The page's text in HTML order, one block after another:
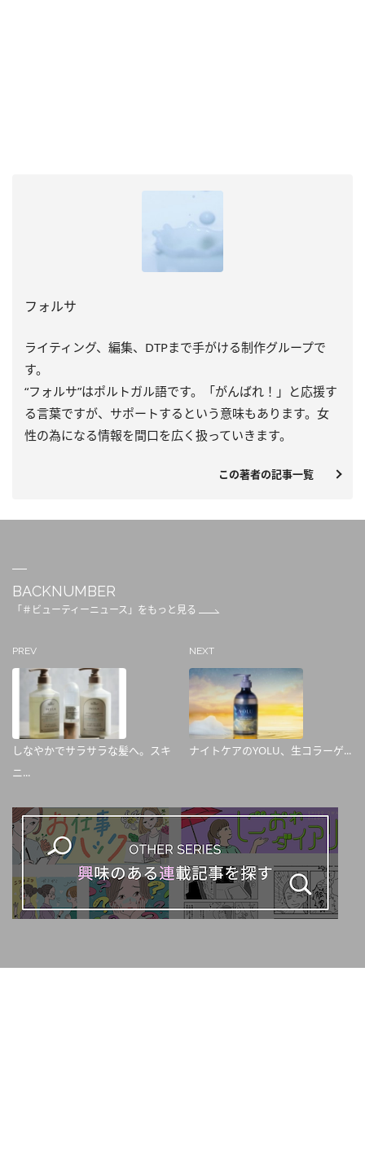
フォルサ
ライティング、編集、DTPまで手がける制作グループで
す。
“フォルサ”はポルトガル語です。「がんばれ！」と応援す
る言葉ですが、サポートするという意味もあります。女
性の為になる情報を間口を広く扱っていきます。
この著者の記事一覧
BACKNUMBER
「＃ビューティーニュース」をもっと見る
PREV
しなやかでサラサラな髪へ。スキ
ニ...
NEXT
ナイトケアのYOLU、生コラーゲ...